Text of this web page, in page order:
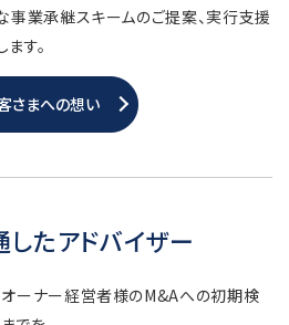
事業承継スキームのご提案、実行支援
す。
さまへの想い
たアドバイザー
オーナー経営者様のM&Aへの初期検